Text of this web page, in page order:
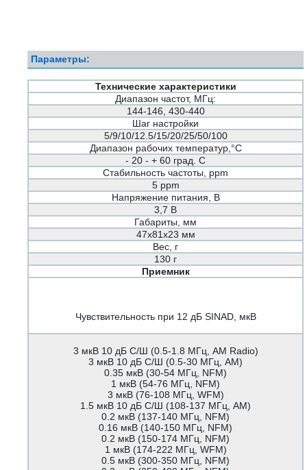
Параметры:
Технические характеристики
Диапазон частот, МГц:
144-146, 430-440
Шаг настройки
5/9/10/12.5/15/20/25/50/100
Диапазон рабочих температур,°С
- 20 - + 60 град. С
Стабильность частоты, ppm
5 ppm
Напряжение питания, В
3,7 В
Габариты, мм
47х81х23 мм
Вес, г
130 г
Приемник
Чувствительность при 12 дБ SINAD, мкВ
3 мкВ 10 дБ С/Ш (0.5-1.8 МГц, AM Radio)
3 мкВ 10 дБ С/Ш (0.5-30 МГц, AM)
0.35 мкВ (30-54 МГц, NFM)
1 мкВ (54-76 МГц, NFM)
3 мкВ (76-108 МГц, WFM)
1.5 мкВ 10 дБ С/Ш (108-137 МГц, AM)
0.2 мкВ (137-140 МГц, NFM)
0.16 мкВ (140-150 МГц, NFM)
0.2 мкВ (150-174 МГц, NFM)
1 мкВ (174-222 МГц, WFM)
0.5 мкВ (300-350 МГц, NFM)